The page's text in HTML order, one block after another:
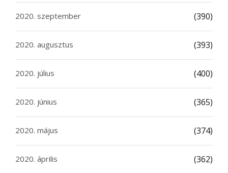
2020. szeptember (390)
2020. augusztus (393)
2020. július (400)
2020. június (365)
2020. május (374)
2020. április (362)